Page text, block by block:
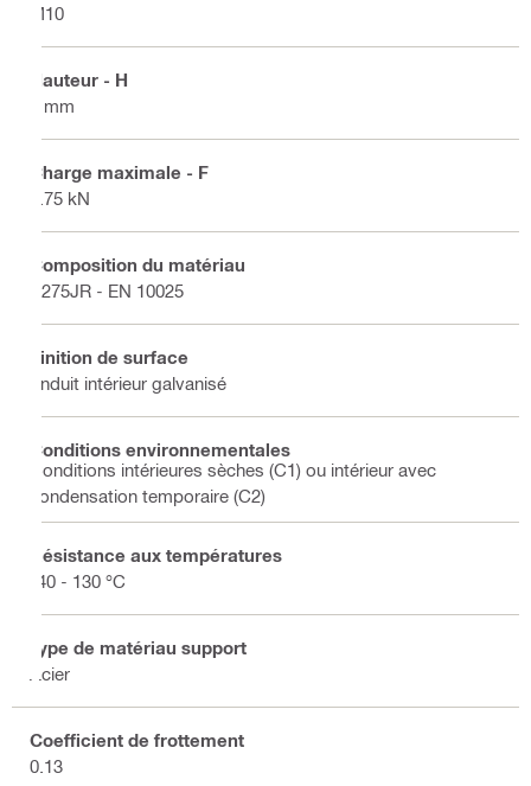
M10
Hauteur - H
7 mm
Charge maximale - F
1.75 kN
Composition du matériau
S275JR - EN 10025
Finition de surface
Enduit intérieur galvanisé
Conditions environnementales
Conditions intérieures sèches (C1) ou intérieur avec
condensation temporaire (C2)
Résistance aux températures
-40 - 130 °C
Type de matériau support
Acier
Coefficient de frottement
0.13